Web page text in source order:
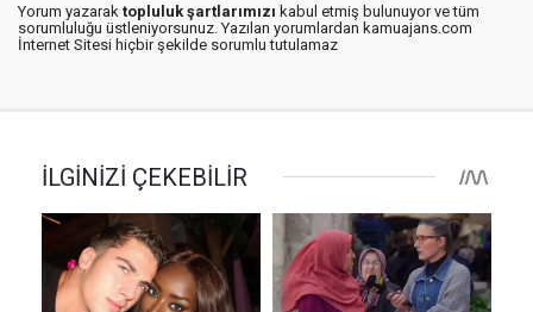
Yorum yazarak topluluk şartlarımızı kabul etmiş bulunuyor ve tüm
sorumluluğu üstleniyorsunuz. Yazılan yorumlardan kamuajans.com
İnternet Sitesi hiçbir şekilde sorumlu tutulamaz